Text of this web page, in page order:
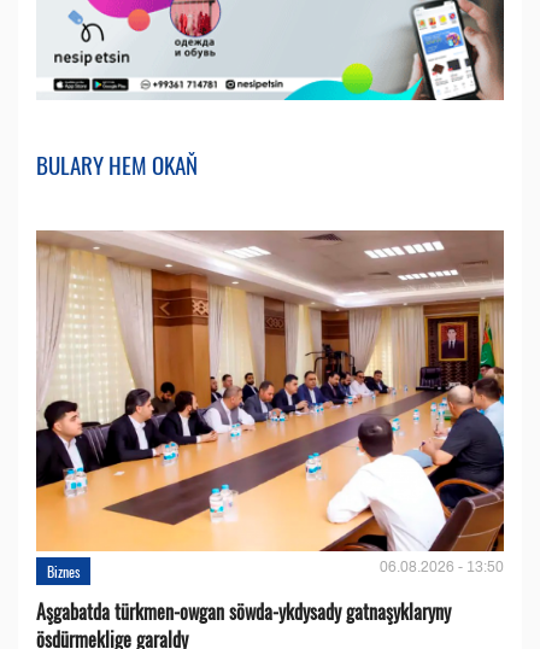
BULARY HEM OKAŇ
Biznes 06.08.2026 - 13:50
Aşgabatda türkmen-owgan söwda-ykdysady gatnaşyklaryny
ösdürmeklige garaldy